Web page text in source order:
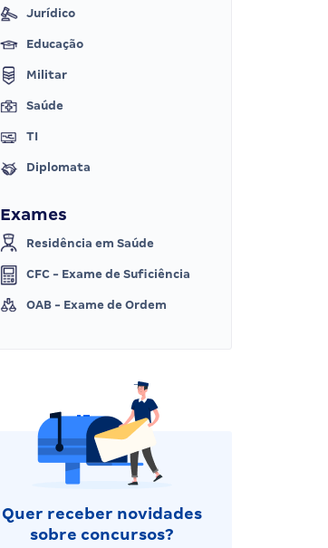
Jurídico
Educação
Militar
Saúde
TI
Diplomata
Exames
Residência em Saúde
CFC - Exame de Suficiência
OAB - Exame de Ordem
Quer receber novidades
sobre concursos?